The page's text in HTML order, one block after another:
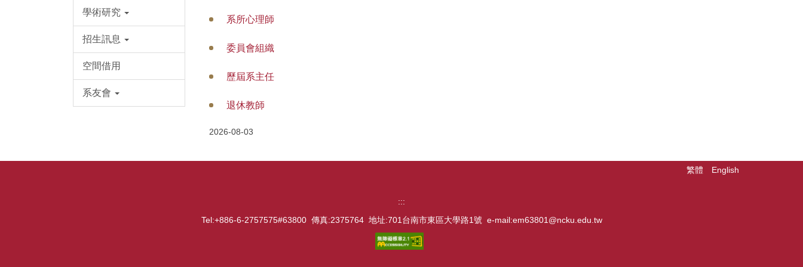
學術研究
招生訊息
空間借用
系友會
系所心理師
委員會組織
歷屆系主任
退休教師
2026-08-03
繁體 English
:::
Tel:+886-6-2757575#63800 傳真:2375764 地址:701台南市東區大學路1號 e-mail:em63801@ncku.edu.tw